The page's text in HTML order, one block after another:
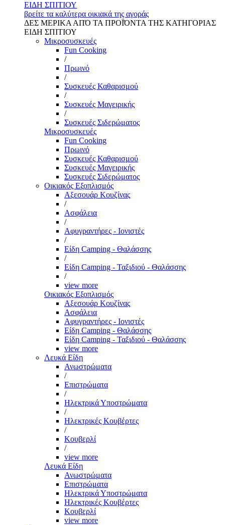
ΕΙΔΗ ΣΠΙΤΙΟΥ
βρείτε τα καλύτερα οικιακά της αγοράς
ΔΕΣ ΜΕΡΙΚΑ ΑΠΌ ΤΑ ΠΡΟΪΌΝΤΑ ΤΗΣ ΚΑΤΗΓΟΡΙΑΣ
ΕΙΔΗ ΣΠΙΤΙΟΥ
Μικροσυσκευές
Fun Cooking
/
Πρωινό
/
Συσκευές Καθαρισμού
/
Συσκευές Μαγειρικής
/
Συσκευές Σιδερώματος
Μικροσυσκευές
Fun Cooking
Πρωινό
Συσκευές Καθαρισμού
Συσκευές Μαγειρικής
Συσκευές Σιδερώματος
Οικιακός Εξοπλισμός
Αξεσουάρ Κουζίνας
/
Ασφάλεια
/
Αφυγραντήρες - Ιονιστές
/
Είδη Camping - Θαλάσσης
/
Είδη Camping - Ταξιδιού - Θαλάσσης
/
view more
Οικιακός Εξοπλισμός
Αξεσουάρ Κουζίνας
Ασφάλεια
Αφυγραντήρες - Ιονιστές
Είδη Camping - Θαλάσσης
Είδη Camping - Ταξιδιού - Θαλάσσης
view more
Λευκά Είδη
Ανωστρώματα
/
Επιστρώματα
/
Ηλεκτρικά Υποστρώματα
/
Ηλεκτρικές Κουβέρτες
/
Κουβερλί
/
view more
Λευκά Είδη
Ανωστρώματα
Επιστρώματα
Ηλεκτρικά Υποστρώματα
Ηλεκτρικές Κουβέρτες
Κουβερλί
view more